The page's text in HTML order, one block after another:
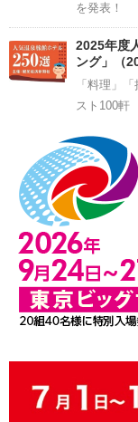
を発表！
2025年度
ング」（
「料理」
スト100軒